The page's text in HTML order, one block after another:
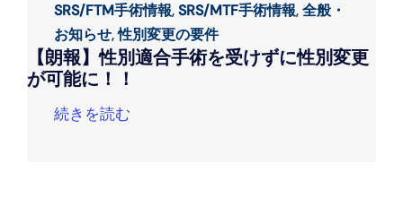
SRS/FTM手術情報,SRS/MTF手術情報,全般・
お知らせ,性別変更の要件
【朗報】性別適合手術を受けずに性別変更
が可能に！！
続きを読む